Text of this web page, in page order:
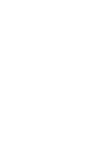
500ml aantal